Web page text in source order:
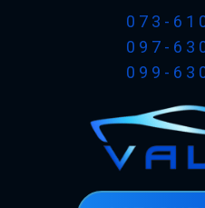
073-
097-
099-